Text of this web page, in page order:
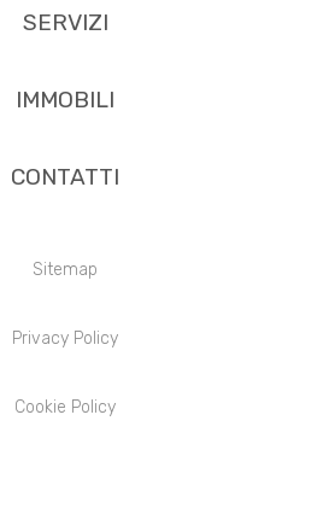
SERVIZI
IMMOBILI
CONTATTI
Sitemap
Privacy Policy
Cookie Policy